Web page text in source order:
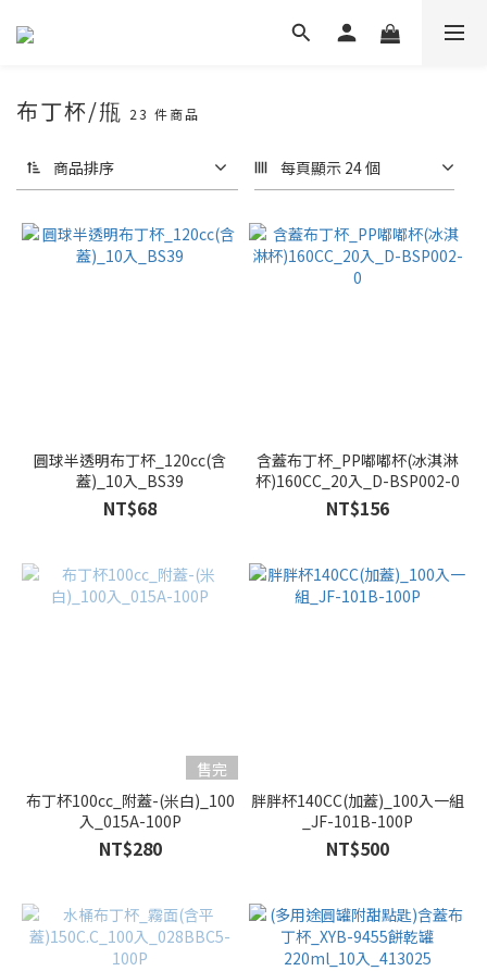
布丁杯/甁 23 件商品
商品排序 每頁顯示 24 個
圓球半透明布丁杯_120cc(含
蓋)_10入_BS39
NT$68
含蓋布丁杯_PP嘟嘟杯(冰淇淋
杯)160CC_20入_D-BSP002-0
NT$156
售完
布丁杯100cc_附蓋-(米白)_100
入_015A-100P
NT$280
胖胖杯140CC(加蓋)_100入一組
_JF-101B-100P
NT$500